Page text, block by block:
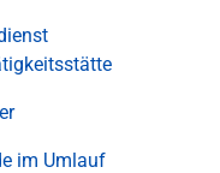
im Umlauf